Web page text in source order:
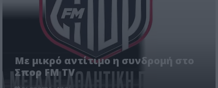
Με μικρό αντίτιμο η συνδρομή στο
Σπορ FM TV